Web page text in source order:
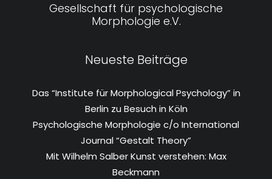
Gesellschaft für psychologische
Morphologie e.V.
Neueste Beiträge
Das “Institute für Morphological Psychology” in
Berlin zu Besuch in Köln
Psychologische Morphologie c/o International
Journal “Gestalt Theory”
Mit Wilhelm Salber Kunst verstehen: Max
Beckmann